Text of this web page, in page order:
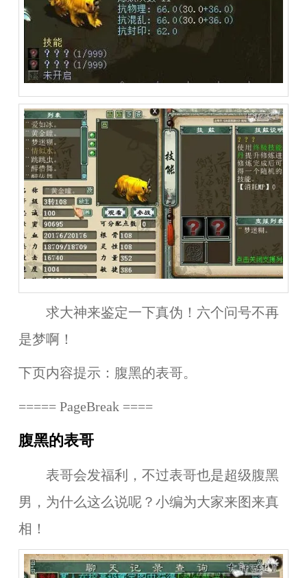
求大神来鉴定一下真伪！六个问号不再
是梦啊！
下页内容提示：腹黑的表哥。
===== PageBreak ====
腹黑的表哥
表哥会发福利，不过表哥也是超级腹黑
男，为什么这么说呢？小编为大家来图来真
相！